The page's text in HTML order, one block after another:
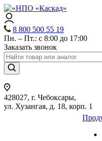
8 800 500 55 19
Пн. – Пт.: с 8:00 до 17:00
Заказать звонок
428027, г. Чебоксары,
ул. Хузангая, д. 18, корп. 1